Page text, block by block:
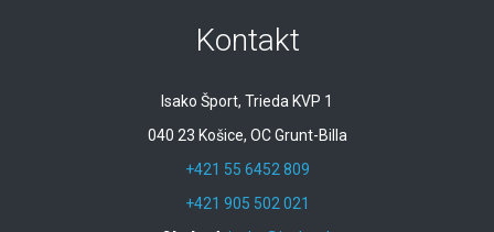
Kontakt
Isako Šport, Trieda KVP 1
040 23 Košice, OC Grunt-Billa
+421 55 6452 809
+421 905 502 021